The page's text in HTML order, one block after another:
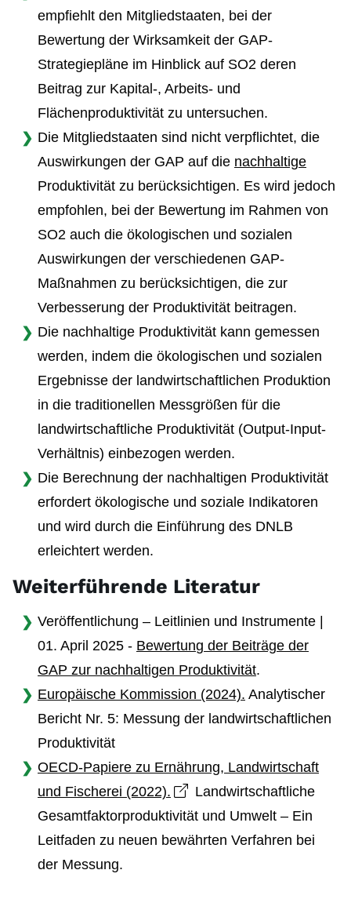
empfiehlt den Mitgliedstaaten, bei der
Bewertung der Wirksamkeit der GAP-
Strategiepläne im Hinblick auf SO2 deren
Beitrag zur Kapital-, Arbeits- und
Flächenproduktivität zu untersuchen.
Die Mitgliedstaaten sind nicht verpflichtet, die
Auswirkungen der GAP auf die nachhaltige
Produktivität zu berücksichtigen. Es wird jedoch
empfohlen, bei der Bewertung im Rahmen von
SO2 auch die ökologischen und sozialen
Auswirkungen der verschiedenen GAP-
Maßnahmen zu berücksichtigen, die zur
Verbesserung der Produktivität beitragen.
Die nachhaltige Produktivität kann gemessen
werden, indem die ökologischen und sozialen
Ergebnisse der landwirtschaftlichen Produktion
in die traditionellen Messgrößen für die
landwirtschaftliche Produktivität (Output-Input-
Verhältnis) einbezogen werden.
Die Berechnung der nachhaltigen Produktivität
erfordert ökologische und soziale Indikatoren
und wird durch die Einführung des DNLB
erleichtert werden.
Weiterführende Literatur
Veröffentlichung – Leitlinien und Instrumente |
01. April 2025 - Bewertung der Beiträge der
GAP zur nachhaltigen Produktivität.
Europäische Kommission (2024). Analytischer
Bericht Nr. 5: Messung der landwirtschaftlichen
Produktivität
OECD-Papiere zu Ernährung, Landwirtschaft
und Fischerei (2022).
Open link in new window
Landwirtschaftliche
Gesamtfaktorproduktivität und Umwelt – Ein
Leitfaden zu neuen bewährten Verfahren bei
der Messung.